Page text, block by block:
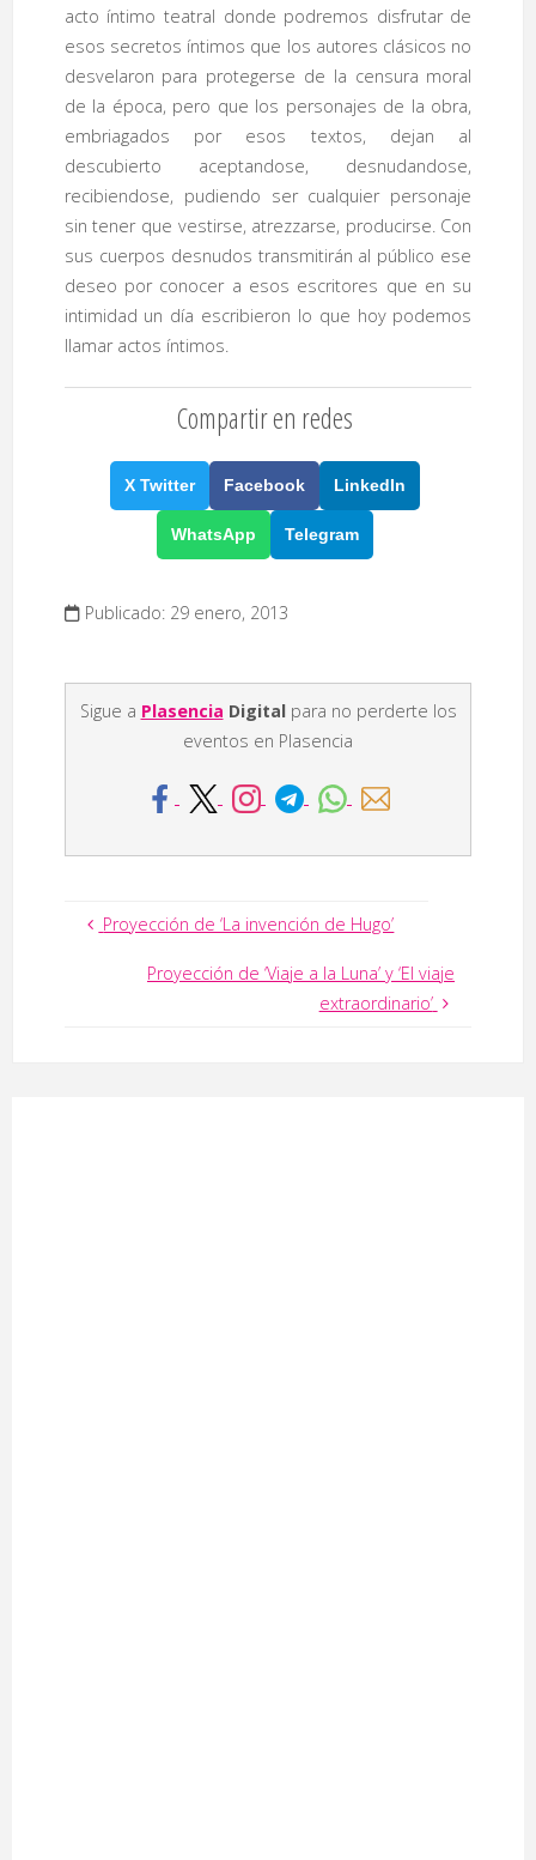
acto íntimo teatral donde podremos disfrutar de
esos secretos íntimos que los autores clásicos no
desvelaron para protegerse de la censura moral
de la época, pero que los personajes de la obra,
embriagados por esos textos, dejan al
descubierto aceptandose, desnudandose,
recibiendose, pudiendo ser cualquier personaje
sin tener que vestirse, atrezzarse, producirse. Con
sus cuerpos desnudos transmitirán al público ese
deseo por conocer a esos escritores que en su
intimidad un día escribieron lo que hoy podemos
llamar actos íntimos.
Compartir en redes
X Twitter Facebook LinkedIn
WhatsApp Telegram
Publicado: 29 enero, 2013
Sigue a Plasencia Digitalpara no perderte los
eventos en Plasencia
Proyección de ‘La invención de Hugo’
Proyección de ‘Viaje a la Luna’ y ‘El viaje
extraordinario’